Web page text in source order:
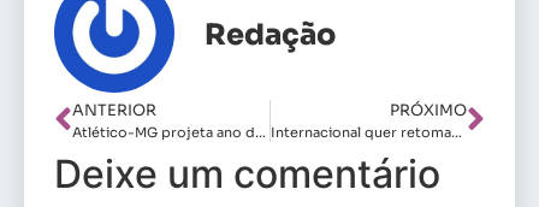
Redação
ANTERIOR
Atlético-MG projeta ano de recuperação
PRÓXIMO
Internacional quer retomar a soberania no RS
Deixe um comentário